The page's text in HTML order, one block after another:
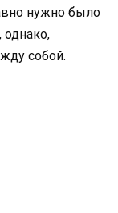
нужно было
собой.